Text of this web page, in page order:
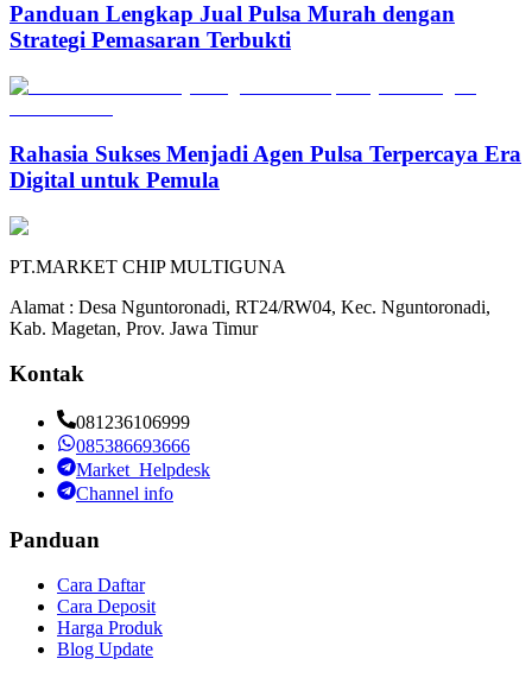
Panduan Lengkap Jual Pulsa Murah dengan
Strategi Pemasaran Terbukti
Rahasia Sukses Menjadi Agen Pulsa Terpercaya Era
Digital untuk Pemula
PT.MARKET CHIP MULTIGUNA
Alamat : Desa Nguntoronadi, RT24/RW04, Kec. Nguntoronadi,
Kab. Magetan, Prov. Jawa Timur
Kontak
081236106999
085386693666
Market_Helpdesk
Channel info
Panduan
Cara Daftar
Cara Deposit
Harga Produk
Blog Update